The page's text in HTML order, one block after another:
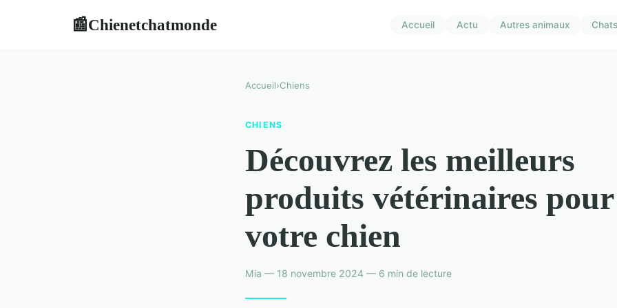
📰Chienetchatmonde Accueil Actu Autres animaux Chats
Accueil›Chiens
CHIENS
Découvrez les meilleurs
produits vétérinaires pour
votre chien
Mia — 18 novembre 2024 — 6 min de lecture